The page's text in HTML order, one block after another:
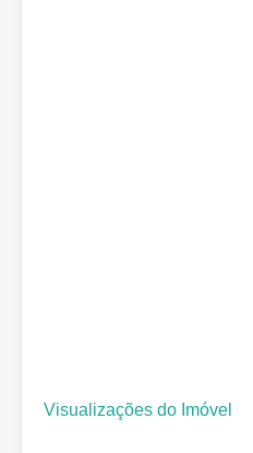
Visualizações do Imóvel